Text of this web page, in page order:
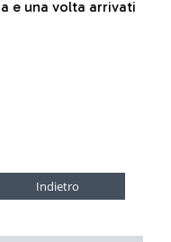
e una volta arrivati